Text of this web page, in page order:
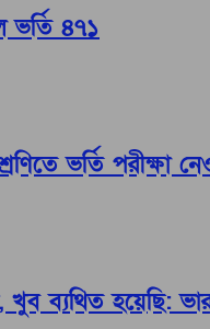
ভর্তি ৪৭১
ভর্তি পরীক্ষা
ব্যথিত হয়েছি: